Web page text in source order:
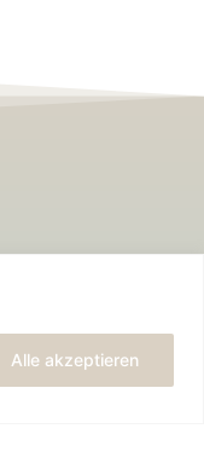
Alle akzeptieren